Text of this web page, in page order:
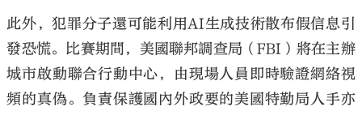
此外，犯罪分子還可能利用AI生成技術散布假信息引
發恐慌。比賽期間，美國聯邦調查局（FBI）將在主辦
城市啟動聯合行動中心，由現場人員即時驗證網絡視
頻的真偽。負責保護國內外政要的美國特勤局人手亦